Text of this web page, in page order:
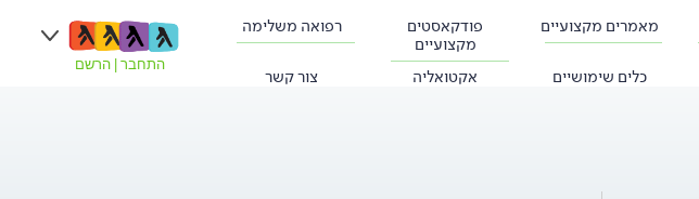
מאמרים מקצועיים
פודקאסטים
מקצועיים
רפואה משלימה
כלים שימושיים אקטואליה צור קשר
התחבר הרשם